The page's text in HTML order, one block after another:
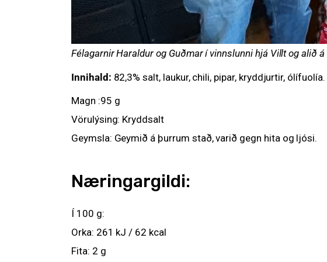
Félagarnir Haraldur og Guðmar í vinnslunni hjá Villt og alið
Innihald: 82,3% salt, laukur, chili, pipar, kryddjurtir, ólífuolía.
Magn :95 g
Vörulýsing: Kryddsalt
Geymsla: Geymið á þurrum stað, varið gegn hita og ljósi.
Næringargildi:
Í 100 g:
Orka: 261 kJ / 62 kcal
Fita: 2 g